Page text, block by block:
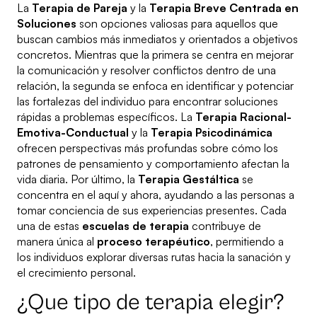
La Terapia de Pareja y la Terapia Breve Centrada en
Soluciones son opciones valiosas para aquellos que
buscan cambios más inmediatos y orientados a objetivos
concretos. Mientras que la primera se centra en mejorar
la comunicación y resolver conflictos dentro de una
relación, la segunda se enfoca en identificar y potenciar
las fortalezas del individuo para encontrar soluciones
rápidas a problemas específicos. La Terapia Racional-
Emotiva-Conductual y la Terapia Psicodinámica
ofrecen perspectivas más profundas sobre cómo los
patrones de pensamiento y comportamiento afectan la
vida diaria. Por último, la Terapia Gestáltica se
concentra en el aquí y ahora, ayudando a las personas a
tomar conciencia de sus experiencias presentes. Cada
una de estas escuelas de terapia contribuye de
manera única al proceso terapéutico, permitiendo a
los individuos explorar diversas rutas hacia la sanación y
el crecimiento personal.
¿Que tipo de terapia elegir?